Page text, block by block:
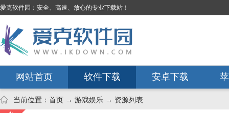
爱克软件园：安全、高速、放心的专业下载站！
网站首页 软件下载 安卓下载
当前位置： 首页 → 游戏娱乐 → 资源列表